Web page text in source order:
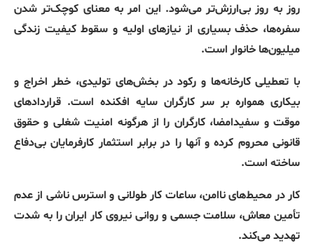
روز به روز بی‌ارزش‌تر می‌شود. این امر به معنای کوچک‌تر شدن
سفره‌ها، حذف بسیاری از نیازهای اولیه و سقوط کیفیت زندگی
میلیون‌ها خانوار است.
با تعطیلی کارخانه‌ها و رکود در بخش‌های تولیدی، خطر اخراج و
بیکاری همواره بر سر کارگران سایه افکنده است. قراردادهای
موقت و سفیدامضا، کارگران را از هرگونه امنیت شغلی و حقوق
قانونی محروم کرده و آنها را در برابر استثمار کارفرمایان بی‌دفاع
ساخته است.
کار در محیط‌های ناامن، ساعات کار طولانی و استرس ناشی از عدم
تأمین معاش، سلامت جسمی و روانی نیروی کار ایران را به شدت
تهدید می‌کند.